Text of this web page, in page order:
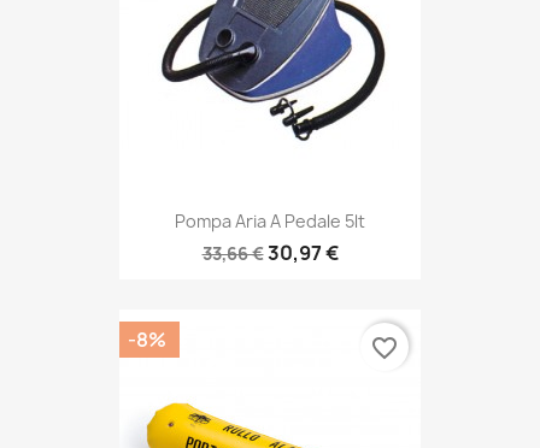
Pompa Aria A Pedale 5lt
33,66 €30,97 €
-8% favorite_border